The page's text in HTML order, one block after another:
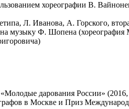
хореографии В.
Л. Иванова, А. Горского,
музыку Ф. Шопена (хореография
дарования России»
в Москве и Приз